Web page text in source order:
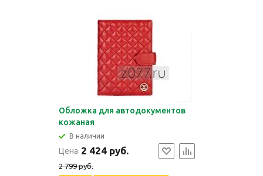
Обложка для автодокументов
кожаная
В наличии
Цена 2 424 руб.
2 799 руб.